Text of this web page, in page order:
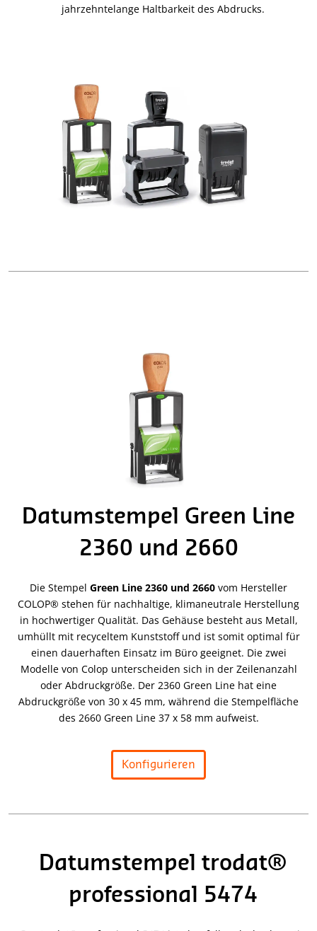
jahrzehntelange Haltbarkeit des Abdrucks.
Datumstempel Green Line
2360 und 2660
Die Stempel Green Line 2360 und 2660 vom Hersteller
COLOP® stehen für nachhaltige, klimaneutrale Herstellung
in hochwertiger Qualität. Das Gehäuse besteht aus Metall,
umhüllt mit recyceltem Kunststoff und ist somit optimal für
einen dauerhaften Einsatz im Büro geeignet. Die zwei
Modelle von Colop unterscheiden sich in der Zeilenanzahl
oder Abdruckgröße. Der 2360 Green Line hat eine
Abdruckgröße von 30 x 45 mm, während die Stempelfläche
des 2660 Green Line 37 x 58 mm aufweist.
Konfigurieren
Datumstempel trodat®
professional 5474